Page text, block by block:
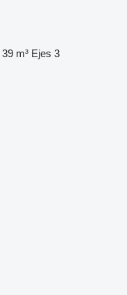
39 m³ Ejes 3